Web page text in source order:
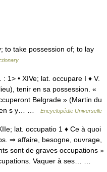
to take possession of; to lay
1> • XIVe; lat. occupare I ♦ V.
tenir en sa possession. «
Belgrade » (Martin du
en s y… …
Encyclopédie Universelle
lat. occupatio 1 ♦ Ce à quoi
⇒ affaire, besogne, ouvrage,
sont de graves occupations »
Vaquer à ses… …